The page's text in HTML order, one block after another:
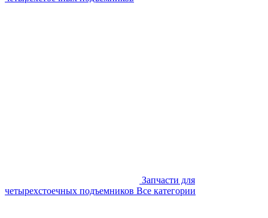
Запчасти для
четырехстоечных подъемников Все категории